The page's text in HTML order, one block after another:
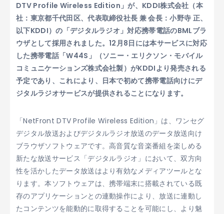
DTV Profile Wireless Edition」が、KDDI株式会社（本
社：東京都千代田区、代表取締役社長 兼 会長：小野寺 正、
以下KDDI）の「デジタルラジオ」対応携帯電話のBMLブラ
ウザとして採用されました。12月8日には本サービスに対応
した携帯電話「W44S」（ソニー・エリクソン・モバイル
コミュニケーションズ株式会社製）がKDDIより発売される
予定であり、これにより、日本で初めて携帯電話向けにデ
ジタルラジオサービスが提供されることになります。
「NetFront DTV Profile Wireless Edition」は、ワンセグ
デジタル放送およびデジタルラジオ放送のデータ放送向け
ブラウザソフトウェアです。高音質な音楽番組を楽しめる
新たな放送サービス「デジタルラジオ」において、双方向
性を活かしたデータ放送はより有効なメディアツールとな
ります。本ソフトウェアは、携帯端末に搭載されている既
存のアプリケーションとの連動操作により、放送に連動し
たコンテンツを能動的に取得することを可能にし、より魅